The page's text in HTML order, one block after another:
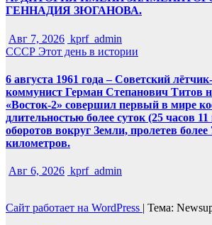
ГЕННАДИЯ ЗЮГАНОВА.
Авг 7, 2026 kprf_admin
СССР Этот день в истории
6 августа 1961 года – Советский
коммунист Герман Степанович Титов
«Восток-2» совершил первый в мире
длительностью более суток (25 часов
оборотов вокруг Земли, пролетев
километров.
Авг 6, 2026 kprf_admin
Сайт работает на WordPress | Тема: